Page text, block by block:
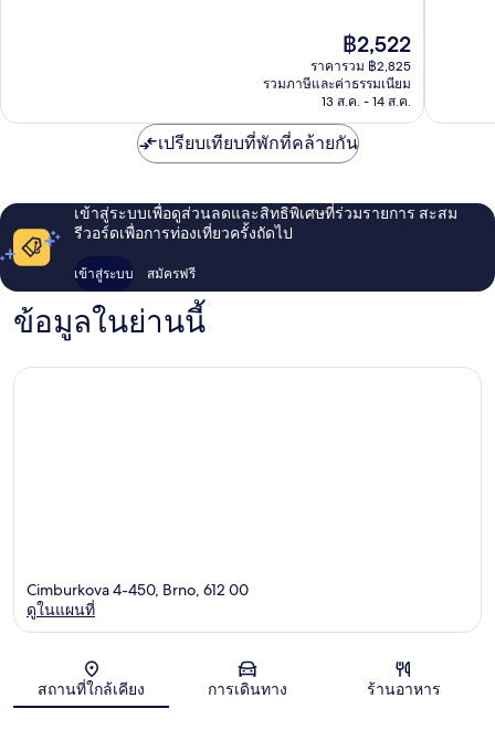
ราคา
ปัจจุบัน
คือ
฿2,522
฿2,522
ราคารวม ฿2,825
รวมภาษีและค่าธรรมเนียม
13 ส.ค. - 14 ส.ค.
กา
เปรียบเทียบที่พักที่คล้ายกัน
เข้าสู่ระบบเพื่อดูส่วนลดและสิทธิพิเศษที่ร่วมรายการ สะสม
รีวอร์ดเพื่อการท่องเที่ยวครั้งถัดไป
เข้าสู่ระบบ สมัครฟรี
ข้อมูลในย่านนี้
แผนที่
Cimburkova 4-450, Brno, 612 00
ดูในแผนที่
สถานที่ใกล้เคียง การเดินทาง ร้านอาหาร